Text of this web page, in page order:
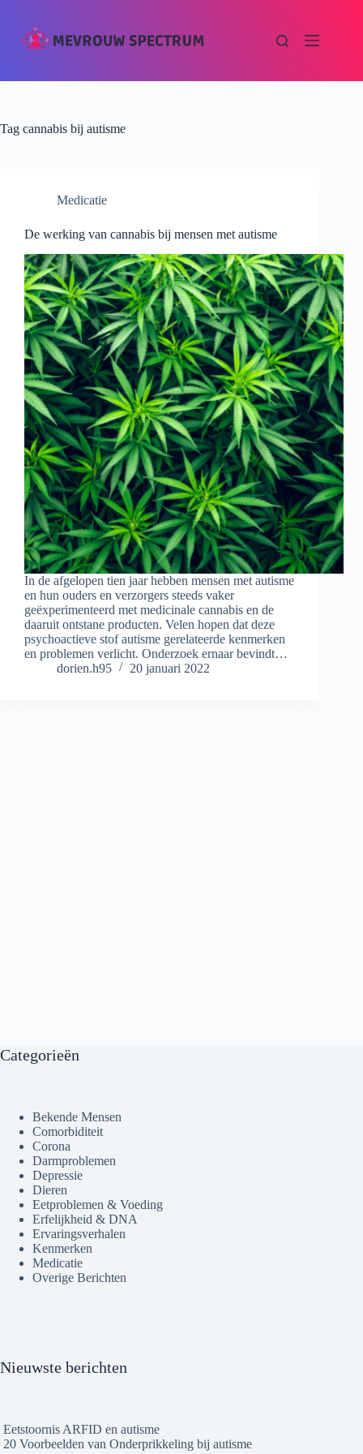
Tag cannabis bij autisme
Medicatie
De werking van cannabis bij mensen met autisme
In de afgelopen tien jaar hebben mensen met autisme
en hun ouders en verzorgers steeds vaker
geëxperimenteerd met medicinale cannabis en de
daaruit ontstane producten. Velen hopen dat deze
psychoactieve stof autisme gerelateerde kenmerken
en problemen verlicht. Onderzoek ernaar bevindt…
dorien.h95
20 januari 2022
Categorieën
Bekende Mensen
Comorbiditeit
Corona
Darmproblemen
Depressie
Dieren
Eetproblemen & Voeding
Erfelijkheid & DNA
Ervaringsverhalen
Kenmerken
Medicatie
Overige Berichten
Nieuwste berichten
Eetstoornis ARFID en autisme
20 Voorbeelden van Onderprikkeling bij autisme